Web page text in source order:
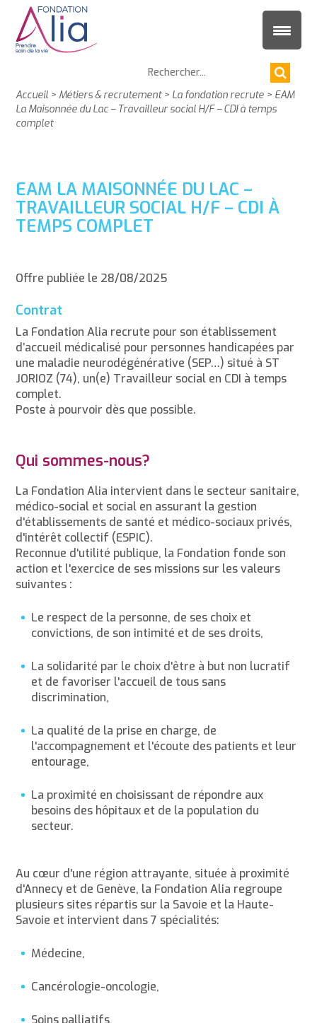
Accueil > Métiers & recrutement> La fondation recrute > EAM
La Maisonnée du Lac – Travailleur social H/F – CDI à temps
complet
EAM LA MAISONNÉE DU LAC –
TRAVAILLEUR SOCIAL H/F – CDI À
TEMPS COMPLET
Offre publiée le 28/08/2025
Contrat
La Fondation Alia recrute pour son établissement
d’accueil médicalisé pour personnes handicapées par
une maladie neurodégénérative (SEP…) situé à ST
JORIOZ (74), un(e) Travailleur social en CDI à temps
complet.
Poste à pourvoir dès que possible.
Qui sommes-nous?
La Fondation Alia intervient dans le secteur sanitaire,
médico-social et social en assurant la gestion
d'établissements de santé et médico-sociaux privés,
d'intérêt collectif (ESPIC).
Reconnue d'utilité publique, la Fondation fonde son
action et l'exercice de ses missions sur les valeurs
suivantes :
Le respect de la personne, de ses choix et
convictions, de son intimité et de ses droits,
La solidarité par le choix d'être à but non lucratif
et de favoriser l'accueil de tous sans
discrimination,
La qualité de la prise en charge, de
l'accompagnement et l'écoute des patients et leur
entourage,
La proximité en choisissant de répondre aux
besoins des hôpitaux et de la population du
secteur.
Au cœur d'une région attrayante, située à proximité
d'Annecy et de Genève, la Fondation Alia regroupe
plusieurs sites répartis sur la Savoie et la Haute-
Savoie et intervient dans 7 spécialités:
Médecine,
Cancérologie-oncologie,
Soins palliatifs,